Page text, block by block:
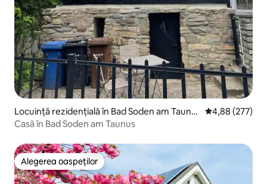
Locuință rezidențială în Bad Soden am Taunu
s
Scor mediu de
4,88 (277)
Casă în Bad Soden am Taunus
Alegerea oaspeților
Alegerea oaspeților